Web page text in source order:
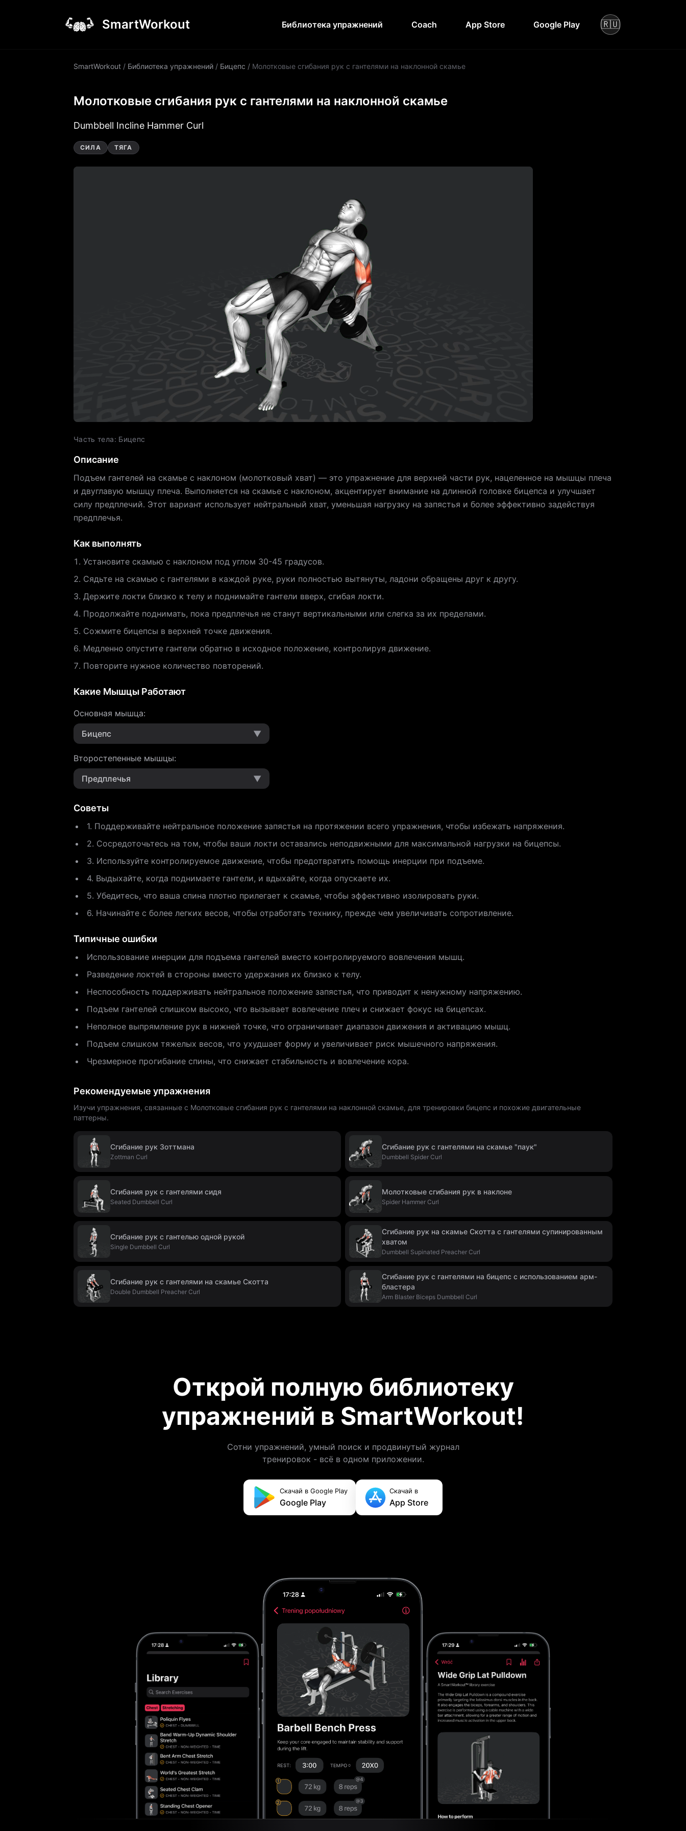
SmartWorkout Библиотека упражнений Coach App Store Google Play 🇷🇺
SmartWorkout / Библиотека упражнений / Бицепс / Молотковые сгибания рук с гантелями на наклонной скамье
Молотковые сгибания рук с гантелями на наклонной скамье
Dumbbell Incline Hammer Curl
СИЛА ТЯГА
Часть тела: Бицепс
Описание
Подъем гантелей на скамье с наклоном (молотковый хват) — это упражнение для верхней части рук, нацеленное на мышцы плеча
и двуглавую мышцу плеча. Выполняется на скамье с наклоном, акцентирует внимание на длинной головке бицепса и улучшает
силу предплечий. Этот вариант использует нейтральный хват, уменьшая нагрузку на запястья и более эффективно задействуя
предплечья.
Как выполнять
Установите скамью с наклоном под углом 30-45 градусов.
Сядьте на скамью с гантелями в каждой руке, руки полностью вытянуты, ладони обращены друг к другу.
Держите локти близко к телу и поднимайте гантели вверх, сгибая локти.
Продолжайте поднимать, пока предплечья не станут вертикальными или слегка за их пределами.
Сожмите бицепсы в верхней точке движения.
Медленно опустите гантели обратно в исходное положение, контролируя движение.
Повторите нужное количество повторений.
Какие Мышцы Работают
Основная мышца:
Бицепс
▼
Второстепенные мышцы:
Предплечья
▼
Советы
1. Поддерживайте нейтральное положение запястья на протяжении всего упражнения, чтобы избежать напряжения.
2. Сосредоточьтесь на том, чтобы ваши локти оставались неподвижными для максимальной нагрузки на бицепсы.
3. Используйте контролируемое движение, чтобы предотвратить помощь инерции при подъеме.
4. Выдыхайте, когда поднимаете гантели, и вдыхайте, когда опускаете их.
5. Убедитесь, что ваша спина плотно прилегает к скамье, чтобы эффективно изолировать руки.
6. Начинайте с более легких весов, чтобы отработать технику, прежде чем увеличивать сопротивление.
Типичные ошибки
Использование инерции для подъема гантелей вместо контролируемого вовлечения мышц.
Разведение локтей в стороны вместо удержания их близко к телу.
Неспособность поддерживать нейтральное положение запястья, что приводит к ненужному напряжению.
Подъем гантелей слишком высоко, что вызывает вовлечение плеч и снижает фокус на бицепсах.
Неполное выпрямление рук в нижней точке, что ограничивает диапазон движения и активацию мышц.
Подъем слишком тяжелых весов, что ухудшает форму и увеличивает риск мышечного напряжения.
Чрезмерное прогибание спины, что снижает стабильность и вовлечение кора.
Рекомендуемые упражнения
Изучи упражнения, связанные с Молотковые сгибания рук с гантелями на наклонной скамье, для тренировки бицепс и похожие двигательные
паттерны.
Сгибание рук Зоттмана
Zottman Curl
Сгибание рук с гантелями на скамье "паук"
Dumbbell Spider Curl
Сгибания рук с гантелями сидя
Seated Dumbbell Curl
Молотковые сгибания рук в наклоне
Spider Hammer Curl
Сгибание рук с гантелью одной рукой
Single Dumbbell Curl
Сгибание рук на скамье Скотта с гантелями супинированным
хватом
Dumbbell Supinated Preacher Curl
Сгибание рук с гантелями на скамье Скотта
Double Dumbbell Preacher Curl
Сгибание рук с гантелями на бицепс с использованием арм-
бластера
Arm Blaster Biceps Dumbbell Curl
Открой полную библиотеку
упражнений в SmartWorkout!
Сотни упражнений, умный поиск и продвинутый журнал
тренировок - всё в одном приложении.
Скачай в Google Play
Google Play
Скачай в
App Store